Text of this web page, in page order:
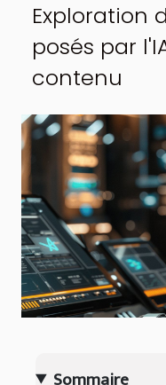
Exploration
posés par
contenu
Sommaire